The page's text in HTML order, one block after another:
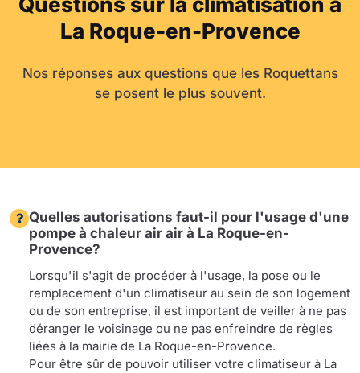
La Roque-en-Provence
Nos réponses aux questions que les Roquettans
se posent le plus souvent.
Quelles autorisations faut-il pour l'usage d'une
pompe à chaleur air air à La Roque-en-
Provence?
Lorsqu'il s'agit de procéder à l'usage, la pose ou le
remplacement d'un climatiseur au sein de son logement
ou de son entreprise, il est important de veiller à ne pas
déranger le voisinage ou ne pas enfreindre de règles
liées à la mairie de La Roque-en-Provence.
Pour être sûr de pouvoir utiliser votre climatiseur à La